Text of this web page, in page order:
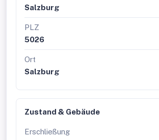
Salzburg
PLZ
5026
Ort
Salzburg
Zustand & Gebäude
Erschließung